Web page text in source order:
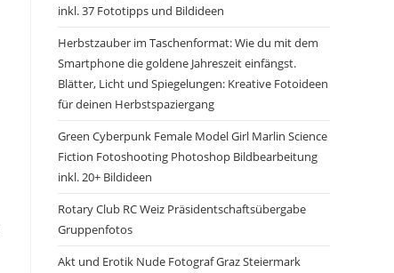
inkl. 37 Fototipps und Bildideen
Herbstzauber im Taschenformat: Wie du mit dem
Smartphone die goldene Jahreszeit einfängst.
Blätter, Licht und Spiegelungen: Kreative Fotoideen
für deinen Herbstspaziergang
Green Cyberpunk Female Model Girl Marlin Science
Fiction Fotoshooting Photoshop Bildbearbeitung
inkl. 20+ Bildideen
Rotary Club RC Weiz Präsidentschaftsübergabe
Gruppenfotos
Akt und Erotik Nude Fotograf Graz Steiermark